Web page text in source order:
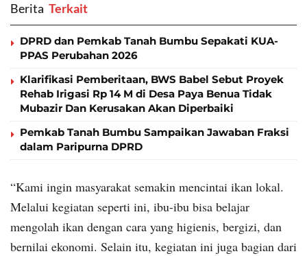
Berita ‎ Terkait
DPRD dan Pemkab Tanah Bumbu Sepakati KUA-
PPAS Perubahan 2026
Klarifikasi Pemberitaan, BWS Babel Sebut Proyek
Rehab Irigasi Rp 14 M di Desa Paya Benua Tidak
Mubazir Dan Kerusakan Akan Diperbaiki
Pemkab Tanah Bumbu Sampaikan Jawaban Fraksi
dalam Paripurna DPRD
“Kami ingin masyarakat semakin mencintai ikan lokal.
Melalui kegiatan seperti ini, ibu-ibu bisa belajar
mengolah ikan dengan cara yang higienis, bergizi, dan
bernilai ekonomi. Selain itu, kegiatan ini juga bagian dari